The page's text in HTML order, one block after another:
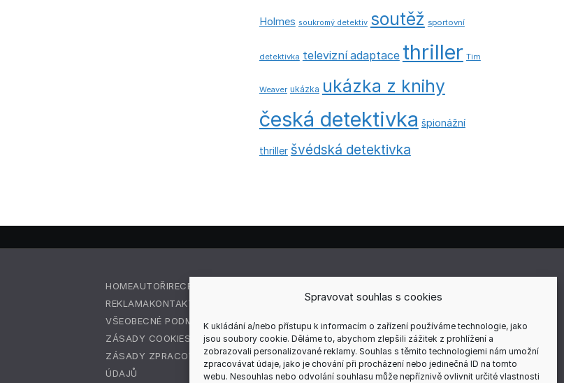
Spravovat souhlas s cookies
K ukládání a/nebo přístupu k informacím o zařízení používáme technologie, jako
jsou soubory cookie. Děláme to, abychom zlepšili zážitek z prohlížení a
zobrazovali personalizované reklamy. Souhlas s těmito technologiemi nám umožní
zpracovávat údaje, jako je chování při procházení nebo jedinečná ID na tomto
webu. Nesouhlas nebo odvolání souhlasu může nepříznivě ovlivnit určité vlastnosti
Holmes soukromý detektiv soutěž sportovní
detektivka televizní adaptace thriller Tim
Weaver ukázka ukázka z knihy
česká detektivka špionážní
thriller švédská detektivka
HOMEAUTOŘIRECENZE
REKLAMAKONTAKT
VŠEOBECNÉ PODMÍNKY
ZÁSADY COOKIES (EU)
ZÁSADY ZPRACOVÁNÍ OSOBNÍCH
ÚDAJŮ